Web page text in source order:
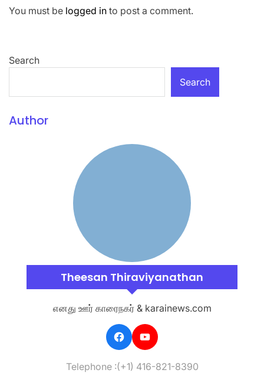
You must be logged in to post a comment.
Search
Search
Author
Theesan Thiraviyanathan
எனது ஊர் காரைநகர் & karainews.com
Telephone :(+1) 416-821-8390